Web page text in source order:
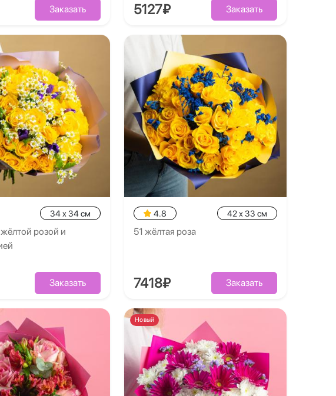
Заказать 5127₽ Заказать
34 x 34 см
жёлтой розой и
Заказать
4.8 42 x 33 см
51 жёлтая роза
7418₽ Заказать
Новый